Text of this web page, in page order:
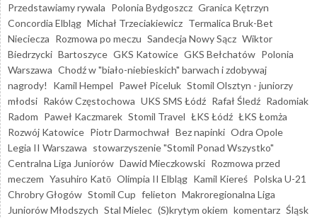
Przedstawiamy rywala Polonia Bydgoszcz Granica Kętrzyn
Concordia Elbląg Michał Trzeciakiewicz Termalica Bruk-Bet
Nieciecza Rozmowa po meczu Sandecja Nowy Sącz Wiktor
Biedrzycki Bartoszyce GKS Katowice GKS Bełchatów Polonia
Warszawa Chodź w "biało-niebieskich" barwach i zdobywaj
nagrody!
Kamil Hempel Paweł Piceluk Stomil Olsztyn - juniorzy
młodsi Raków Częstochowa UKS SMS Łódź Rafał Śledź Radomiak
Radom Paweł Kaczmarek Stomil Travel ŁKS Łódź ŁKS Łomża
Rozwój Katowice Piotr Darmochwał Bez napinki Odra Opole
Legia II Warszawa stowarzyszenie "Stomil Ponad Wszystko"
Centralna Liga Juniorów Dawid Mieczkowski Rozmowa przed
meczem Yasuhiro Katō Olimpia II Elbląg Kamil Kiereś Polska U-21
Chrobry Głogów Stomil Cup felieton Makroregionalna Liga
Juniorów Młodszych Stal Mielec (S)krytym okiem komentarz Śląsk